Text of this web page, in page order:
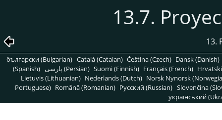
13.7.
13.
български (Bulgarian) Català (Catalan) Čeština (Czech) Dansk (Danish)
(Spanish)
پارسی (Persian) Suomi (Finnish) Français (French)
Lietuvis (Lithuanian) Nederlands (Dutch) Norsk Nynorsk
Portuguese) Română (Romanian) Pусский (Russian) Slovenčina
український